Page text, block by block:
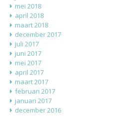
mei 2018
april 2018
maart 2018
december 2017
juli 2017
juni 2017
mei 2017
april 2017
maart 2017
februari 2017
januari 2017
december 2016